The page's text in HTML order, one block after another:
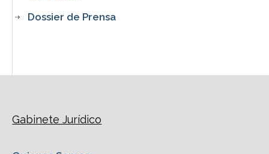
Dossier de Prensa
Gabinete Jurídico